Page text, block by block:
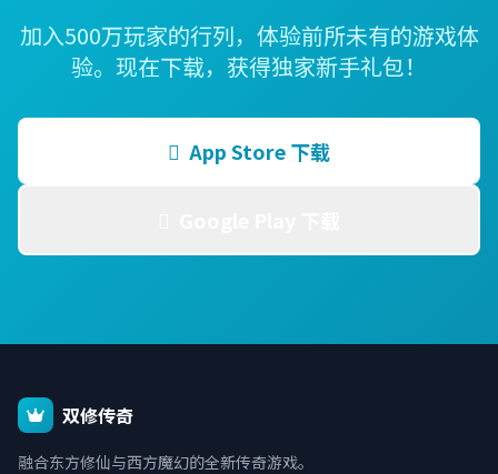
加入500万玩家的行列，体验前所未有的游戏体
验。现在下载，获得独家新手礼包！
App Store 下载
双修传奇
融合东方修仙与西方魔幻的全新传奇游戏。